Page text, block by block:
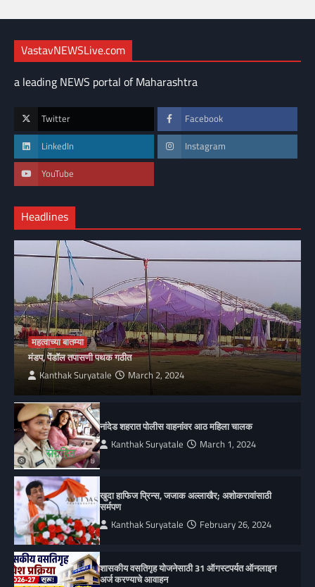
VastavNEWSLive.com
a leading NEWS portal of Maharashtra
Twitter Facebook
LinkedIn Instagram
YouTube
Headlines
महत्वाच्या बातम्या
मंडप, पेंडॉल तपासणी पथक गठीत
Kanthak Suryatale March 2, 2024
नांदेड शहरात पोलीस वाहनांवर आठ महिला चालक
Kanthak Suryatale March 1, 2024
खुदा हाफिज प्रिन्स, जजाक अल्लाखैर; अशोकरावांसाठी
सर्मपण
Kanthak Suryatale February 26, 2024
शासकीय वसतिगृह योजनेसाठी 31 ऑगस्टपर्यत ऑनलाइन
अर्ज करण्याचे आवाहन